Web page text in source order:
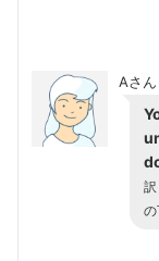
Aさん
の